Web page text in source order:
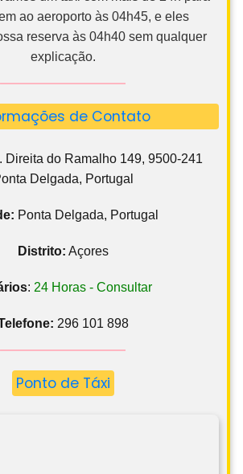
ao aeroporto às 04h45, e eles
reserva às 04h40 sem qualquer
explicação.
de Contato
Direita do Ramalho 149, 9500-241
Delgada, Portugal
Ponta Delgada, Portugal
Distrito: Açores
: 24 Horas - Consultar
296 101 898
Ponto de Táxi